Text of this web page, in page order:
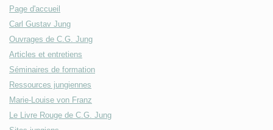
Page d'accueil
Carl Gustav Jung
Ouvrages de C.G. Jung
Articles et entretiens
Séminaires de formation
Ressources jungiennes
Marie-Louise von Franz
Le Livre Rouge de C.G. Jung